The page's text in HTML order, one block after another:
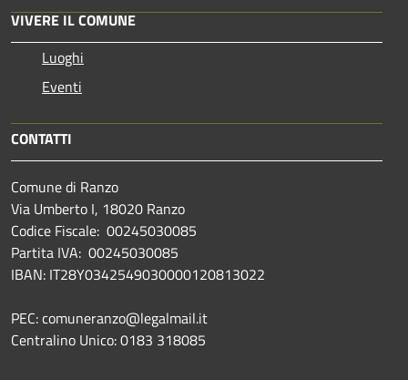
VIVERE IL COMUNE
Luoghi
Eventi
CONTATTI
Comune di Ranzo
Via Umberto I, 18020 Ranzo
Codice Fiscale: 00245030085
Partita IVA: 00245030085
IBAN: IT28Y0342549030000120813022
PEC: comuneranzo@legalmail.it
Centralino Unico: 0183 318085